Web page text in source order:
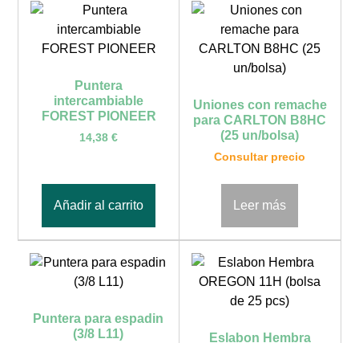
Puntera
intercambiable
FOREST PIONEER
14,38€
Añadir al carrito
Uniones con remache
para CARLTON B8HC
(25 un/bolsa)
Consultar precio
Leer más
Puntera para espadin
(3/8 L11)
Eslabon Hembra